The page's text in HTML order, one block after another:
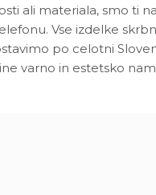
ali materiala, smo ti
Vse izdelke
po celotni
varno in estetsko